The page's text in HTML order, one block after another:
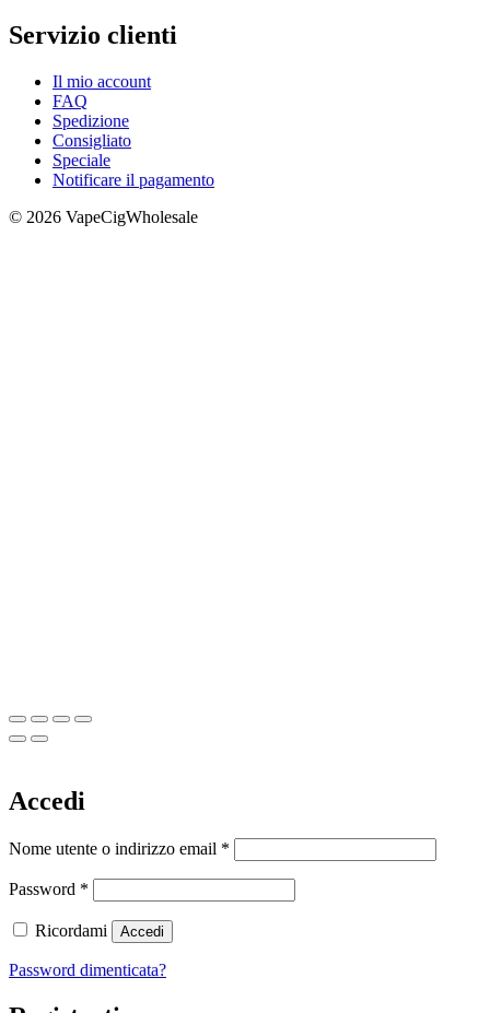
Servizio clienti
Il mio account
FAQ
Spedizione
Consigliato
Speciale
Notificare il pagamento
© 2026 VapeCigWholesale
Accedi
Nome utente o indirizzo email *
Password *
Ricordami Accedi
Password dimenticata?